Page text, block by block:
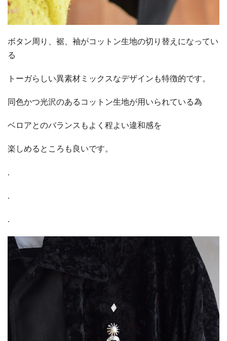
ボタン周り、裾、袖がコットン生地の切り替えになってい
る
トーガらしい異素材ミックスなデザインも特徴的です。
同色かつ光沢のあるコットン生地が用いられている為
ベロアとのバランスもよく程よい違和感を
楽しめるところも良いです。
.
.
.